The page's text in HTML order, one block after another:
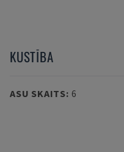
KUSTĪBA
ASU SKAITS: 6